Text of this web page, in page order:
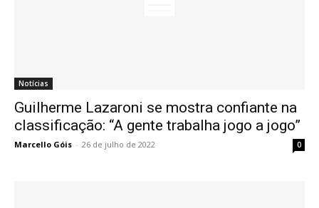
Notícias
Guilherme Lazaroni se mostra confiante na
classificação: “A gente trabalha jogo a jogo”
Marcello Góis - 26 de julho de 2022 0